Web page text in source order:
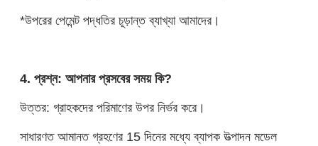
*উপরের পেমেন্ট পদ্ধতির চূড়ান্ত ব্যাখ্যা আমাদের।
4. প্রশ্ন: আপনার প্রসবের সময় কি?
উত্তর: গ্রাহকদের পরিমাণের উপর নির্ভর করে।
সাধারণত আমানত গ্রহণের 15 দিনের মধ্যে ব্যাপক উত্পাদন মডেল